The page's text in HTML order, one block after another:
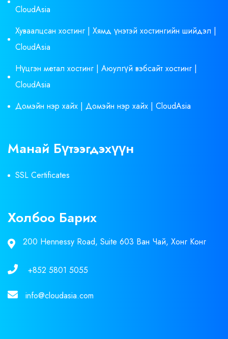
CloudAsia
Хуваалцсан хостинг | Хямд үнэтэй хостингийн шийдэл |
CloudAsia
Нүцгэн метал хостинг | Аюулгүй вэбсайт хостинг |
CloudAsia
Домэйн нэр хайх | Домэйн нэр хайх | CloudAsia
Манай Бүтээгдэхүүн
SSL Certificates
Холбоо Барих
200 Hennessy Road, Suite 603 Ван Чай, Хонг Конг
+852 5801 5055
info@cloudasia.com